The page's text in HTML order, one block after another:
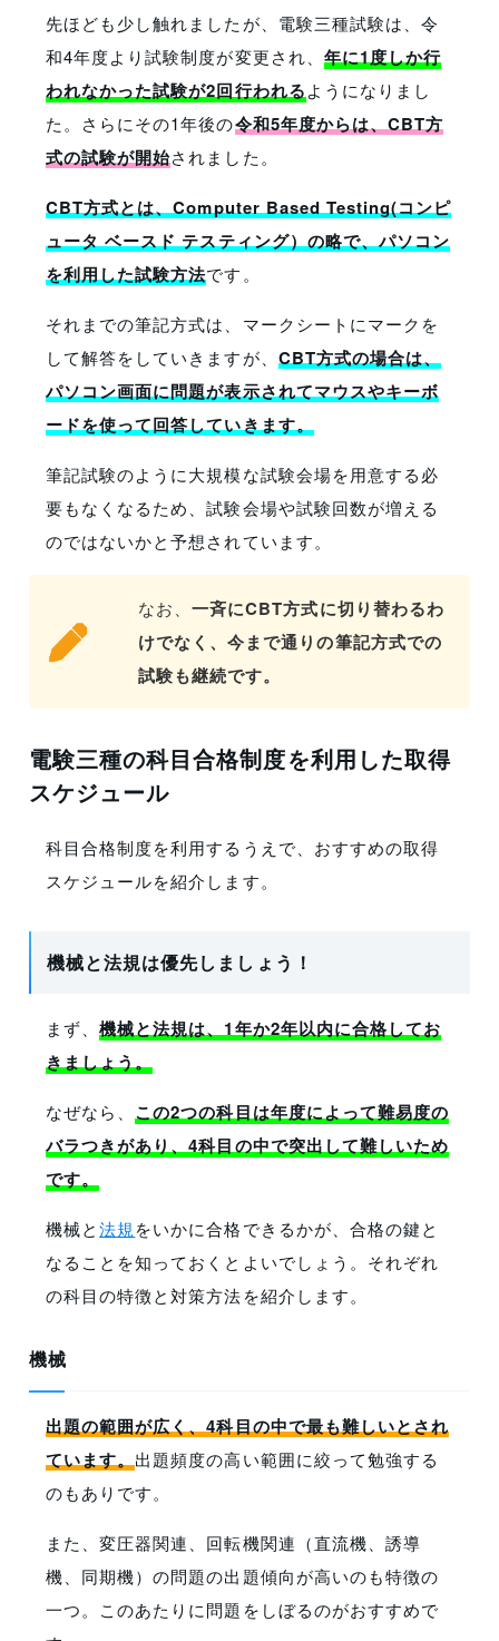
先ほども少し触れましたが、電験三種試験は、令
和4年度より試験制度が変更され、 年に1度しか行
われなかった試験が2回行われるようになりまし
た。さらにその1年後の令和5年度からは、CBT方
式の試験が開始されました。
CBT方式とは、Computer Based Testing(コンピ
ュータ ベースド テスティング）の略で、パソコン
を利用した試験方法です。
それまでの筆記方式は、マークシートにマークを
して解答をしていきますが、 CBT方式の場合は、
パソコン画面に問題が表示されてマウスやキーボ
ードを使って回答していきます。
筆記試験のように大規模な試験会場を用意する必
要もなくなるため、試験会場や試験回数が増える
のではないかと予想されています。
なお、一斉にCBT方式に切り替わるわ
けでなく、今まで通りの筆記方式での
試験も継続です。
電験三種の科目合格制度を利用した取得
スケジュール
科目合格制度を利用するうえで、おすすめの取得
スケジュールを紹介します。
機械と法規は優先しましょう！
まず、機械と法規は、1年か2年以内に合格してお
きましょう。
なぜなら、 この2つの科目は年度によって難易度の
バラつきがあり、4科目の中で突出して難しいため
です。
機械と法規 をいかに合格できるかが、合格の鍵と
なることを知っておくとよいでしょう。それぞれ
の科目の特徴と対策方法を紹介します。
機械
出題の範囲が広く、4科目の中で最も難しいとされ
ています。出題頻度の高い範囲に絞って勉強する
のもありです。
また、変圧器関連、回転機関連（直流機、誘導
機、同期機）の問題の出題傾向が高いのも特徴の
一つ。このあたりに問題をしぼるのがおすすめで